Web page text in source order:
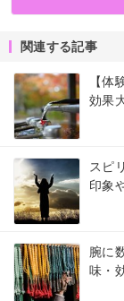
関連する記事
【体
効果
スピ
印象
腕に
味・